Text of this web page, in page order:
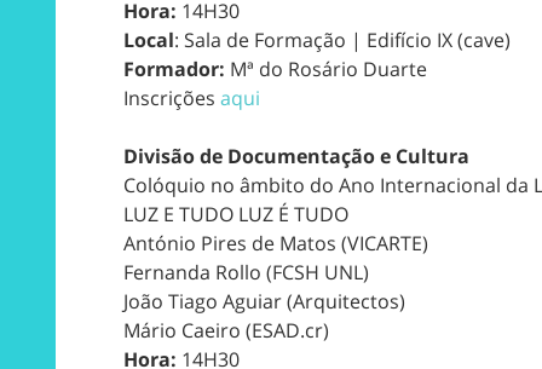
Hora: 14H30
Local: Sala de Formação | Edifício IX (cave)
Formador: Mª do Rosário Duarte
Inscrições aqui
Divisão de Documentação e Cultura
Colóquio no âmbito do Ano Internacional da
LUZ E TUDO LUZ É TUDO
António Pires de Matos (VICARTE)
Fernanda Rollo (FCSH UNL)
João Tiago Aguiar (Arquitectos)
Mário Caeiro (ESAD.cr)
Hora: 14H30